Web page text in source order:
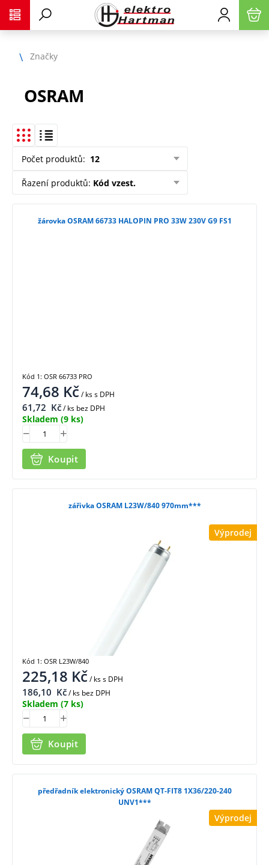
Značky
OSRAM
Počet produktů: 12
Řazení produktů: Kód vzest.
žárovka OSRAM 66733 HALOPIN PRO 33W 230V G9 FS1
74,68 Kč/ kss DPH
61,72 Kč/ ks bez DPH
Skladem (9 ks)
Koupit
Kód 1: OSR 66733 PRO
Výprodej
zářivka OSRAM L23W/840 970mm***
225,18 Kč/ kss DPH
186,10 Kč/ ks bez DPH
Skladem (7 ks)
Koupit
Kód 1: OSR L23W/840
Výprodej
předřadník elektronický OSRAM QT-FIT8 1X36/220-240
UNV1***